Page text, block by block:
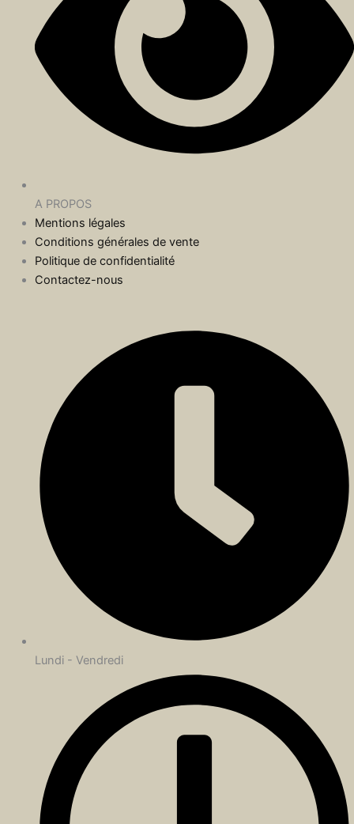
A PROPOS
Mentions légales
Conditions générales de vente
Politique de confidentialité
Contactez-nous
Lundi - Vendredi